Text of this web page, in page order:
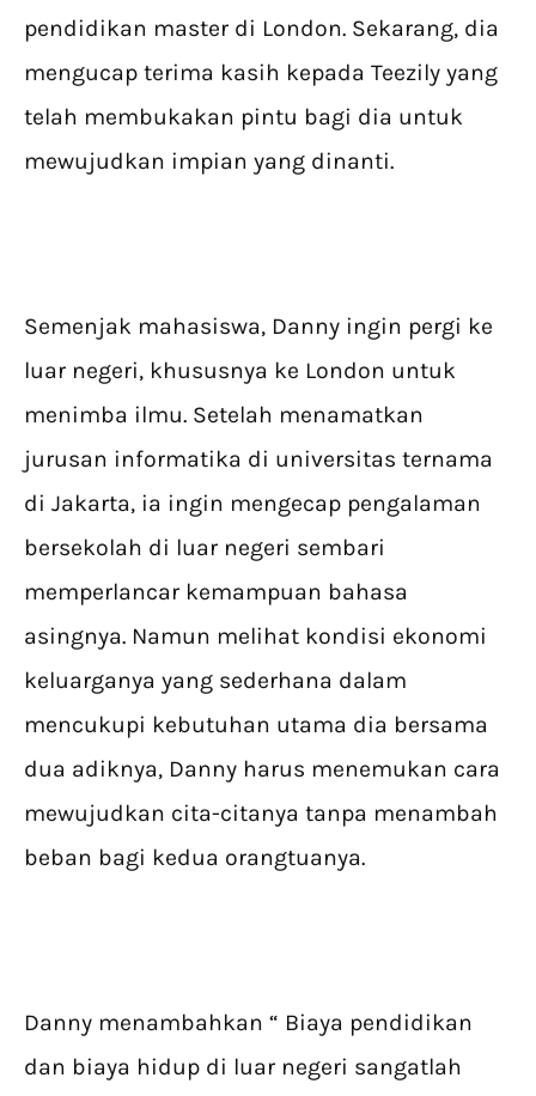
pendidikan master di London. Sekarang, dia
mengucap terima kasih kepada Teezily yang
telah membukakan pintu bagi dia untuk
mewujudkan impian yang dinanti.
Semenjak mahasiswa, Danny ingin pergi ke
luar negeri, khususnya ke London untuk
menimba ilmu. Setelah menamatkan
jurusan informatika di universitas ternama
di Jakarta, ia ingin mengecap pengalaman
bersekolah di luar negeri sembari
memperlancar kemampuan bahasa
asingnya. Namun melihat kondisi ekonomi
keluarganya yang sederhana dalam
mencukupi kebutuhan utama dia bersama
dua adiknya, Danny harus menemukan cara
mewujudkan cita-citanya tanpa menambah
beban bagi kedua orangtuanya.
Danny menambahkan “ Biaya pendidikan
dan biaya hidup di luar negeri sangatlah